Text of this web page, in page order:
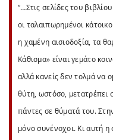
“…Στις σελίδες του
οι ταλαιπωρημένοι
η χαμένη αισιοδοξία, τα
Κάθισμα» είναι γεμάτο
αλλά κανείς δεν τολμά να
θύτη, ωστόσο, μετατρέπει
πάντες σε θύματά του.
μόνο συνένοχοι. Κι αυτή η